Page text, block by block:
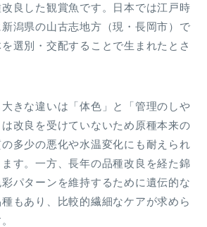
良した観賞魚です。日本では江戸時
潟県の山古志地方（現・長岡市）で
選別・交配することで生まれたとさ
きな違いは「体色」と「管理のしや
改良を受けていないため原種本来の
多少の悪化や水温変化にも耐えられ
す。一方、長年の品種改良を経た錦
パターンを維持するために遺伝的な
もあり、比較的繊細なケアが求めら